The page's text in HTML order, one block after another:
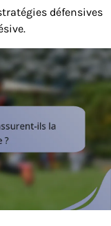
défensives